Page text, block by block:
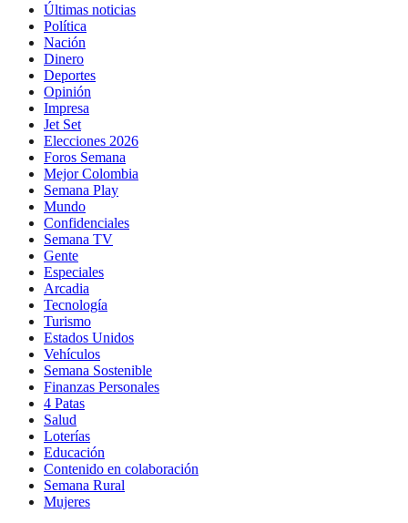
Últimas noticias
Política
Nación
Dinero
Deportes
Opinión
Impresa
Jet Set
Elecciones 2026
Foros Semana
Mejor Colombia
Semana Play
Mundo
Confidenciales
Semana TV
Gente
Especiales
Arcadia
Tecnología
Turismo
Estados Unidos
Vehículos
Semana Sostenible
Finanzas Personales
4 Patas
Salud
Loterías
Educación
Contenido en colaboración
Semana Rural
Mujeres